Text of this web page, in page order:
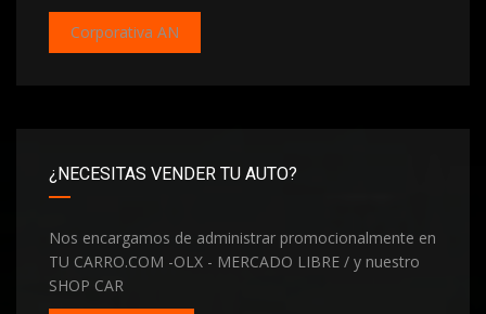
Corporativa AN
¿NECESITAS VENDER TU AUTO?
Nos encargamos de administrar promocionalmente en
TU CARRO.COM -OLX - MERCADO LIBRE / y nuestro
SHOP CAR